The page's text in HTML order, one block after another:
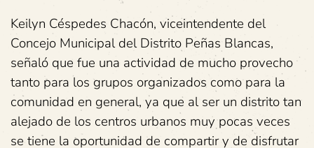
Keilyn Céspedes Chacón, viceintendente del
Concejo Municipal del Distrito Peñas Blancas,
señaló que fue una actividad de mucho provecho
tanto para los grupos organizados como para la
comunidad en general, ya que al ser un distrito tan
alejado de los centros urbanos muy pocas veces
se tiene la oportunidad de compartir y de disfrutar